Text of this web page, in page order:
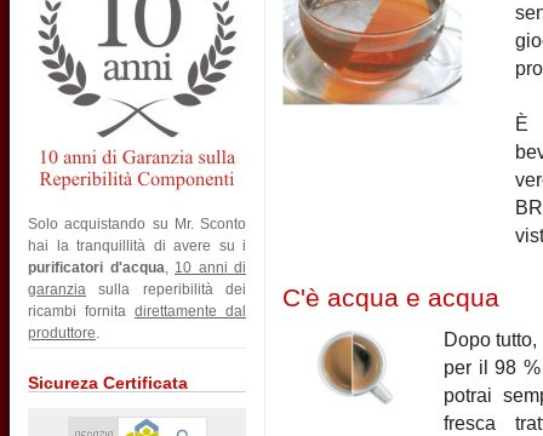
Solo acquistando su Mr. Sconto
hai la tranquillità di avere su i
purificatori d'acqua, 10 anni di
garanzia sulla reperibilità dei
ricambi fornita direttamente dal
produttore.
Sicureza Certificata
È
C'è acqua e acqua
Dopo
per il 98
potrai
fresca